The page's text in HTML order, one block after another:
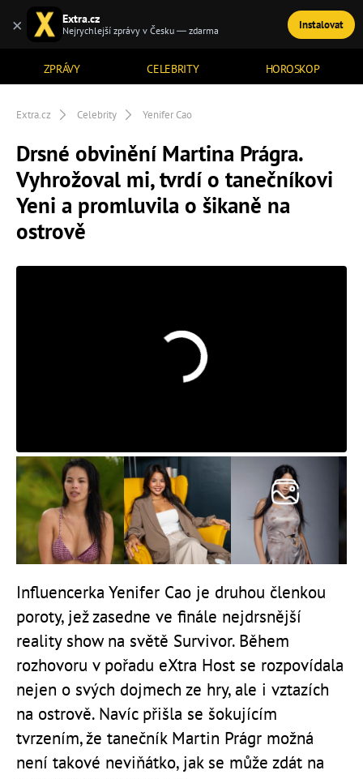
ZPRÁVY CELEBRITY HOROSKOP
TÉMATA
Extra.cz Celebrity Yenifer Cao
Drsné obvinění Martina Prágra.
Vyhrožoval mi, tvrdí o tanečníkovi
Yeni a promluvila o šikaně na
ostrově
Influencerka Yenifer Cao je druhou členkou
poroty, jež zasedne ve finále nejdrsnější
reality show na světě Survivor. Během
rozhovoru v pořadu eXtra Host se rozpovídala
nejen o svých dojmech ze hry, ale i vztazích
na ostrově. Navíc přišla se šokujícím
tvrzením, že tanečník Martin Prágr možná
není takové neviňátko, jak se může zdát na
× Extra.cz
Nejrychlejší zprávy v Česku — zdarma Instalovat